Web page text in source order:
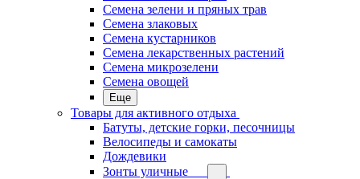
Семена зелени и пряных трав
Семена злаковых
Семена кустарников
Семена лекарственных растений
Семена микрозелени
Семена овощей
Еще
Товары для активного отдыха
Батуты, детские горки, песочницы
Велосипеды и самокаты
Дождевики
Зонты уличные